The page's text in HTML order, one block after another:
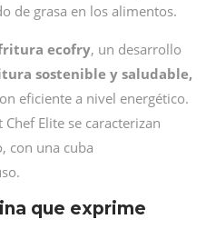
de grasa en los alimentos.
ecofry, un desarrollo
sostenible y saludable,
eficiente a nivel energético.
Elite se caracterizan
con una cuba
que exprime